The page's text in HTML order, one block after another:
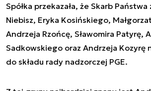
Spółka przekazała, że Skarb Państwa
Niebisz, Eryka Kosińskiego,
Andrzeja Rzońcę, Sławomira Patyrę,
Sadkowskiego oraz Andrzeja Kozyrę
do składu rady nadzorczej PGE.